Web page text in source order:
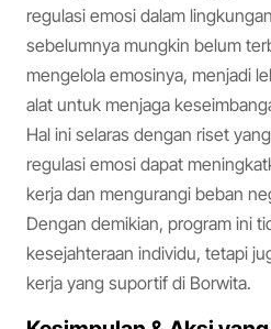
regulasi emosi dalam
sebelumnya mungkin belum
mengelola emosinya, menjadi
alat untuk menjaga
Hal ini selaras dengan riset
regulasi emosi dapat
kerja dan mengurangi beban
Dengan demikian, program ini
kesejahteraan individu, tetapi
kerja yang suportif di Borwita.